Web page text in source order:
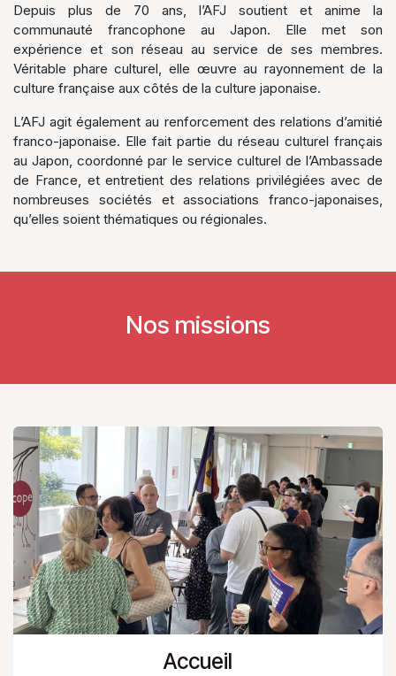
Depuis plus de 70 ans, l’AFJ soutient et anime la
communauté francophone au Japon. Elle met son
expérience et son réseau au service de ses membres.
Véritable phare culturel, elle œuvre au rayonnement de la
culture française aux côtés de la culture japonaise.
L’AFJ agit également au renforcement des relations d’amitié
franco-japonaise. Elle fait partie du réseau culturel français
au Japon, coordonné par le service culturel de l’Ambassade
de France, et entretient des relations privilégiées avec de
nombreuses sociétés et associations franco-japonaises,
qu’elles soient thématiques ou régionales.
Nos missions
Accueil